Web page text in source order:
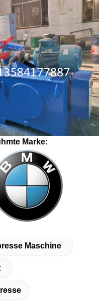
Marke:
Maschine